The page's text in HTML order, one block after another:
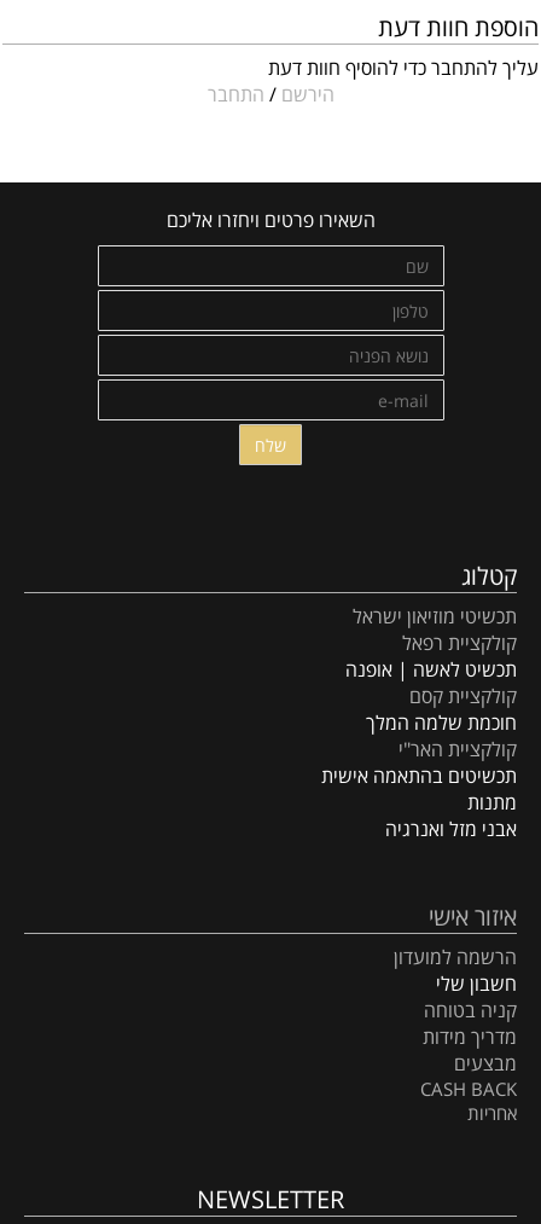
הוספת חוות דעת
עליך להתחבר כדי להוסיף חוות דעת
הירשם / התחבר
השאירו פרטים ויחזרו אליכם
קטלוג
תכשיטי מוזיאון ישראל
קולקציית רפאל
תכשיט לאשה | אופנה
קולקציית קסם
חוכמת שלמה המלך
קולקציית האר"י
תכשיטים בהתאמה אישית
מתנות
אבני מזל ואנרגיה
איזור אישי
הרשמה למועדון
חשבון שלי
קניה בטוחה
מדריך מידות
מבצעים
CASH BACK
אחריות
NEWSLETTER